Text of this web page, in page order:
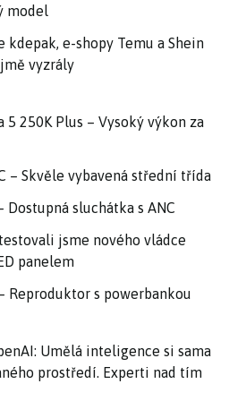
model
kdepak, e-shopy Temu a Shein
vyzrály
250K Plus – Vysoký výkon za
– Skvěle vybavená střední třída
Dostupná sluchátka s ANC
jsme nového vládce
panelem
Reproduktor s powerbankou
Umělá inteligence si sama
prostředí. Experti nad tím